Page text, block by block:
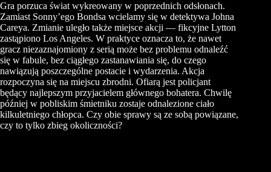
Gra porzuca świat wykreowany w poprzednich odsłonach.
Zamiast Sonny’ego Bondsa wcielamy się w detektywa Johna
Careya. Zmianie uległo także miejsce akcji — fikcyjne Lytton
zastąpiono Los Angeles. W praktyce oznacza to, że nawet
gracz niezaznajomiony z serią może bez problemu odnaleźć
się w fabule, bez ciągłego zastanawiania się, do czego
nawiązują poszczególne postacie i wydarzenia. Akcja
rozpoczyna się na miejscu zbrodni. Ofiarą jest policjant
będący najlepszym przyjacielem głównego bohatera. Chwilę
później w pobliskim śmietniku zostaje odnalezione ciało
kilkuletniego chłopca. Czy obie sprawy są ze sobą powiązane,
czy to tylko zbieg okoliczności?